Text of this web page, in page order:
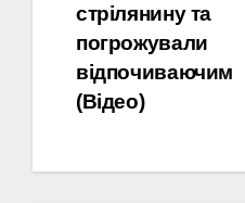
стрілянину та
погрожували
відпочиваючим
(Відео)